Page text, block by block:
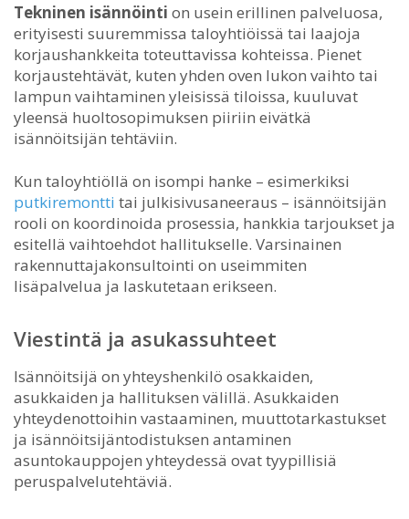
Tekninen isännöinti on usein erillinen palveluosa,
erityisesti suuremmissa taloyhtiöissä tai laajoja
korjaushankkeita toteuttavissa kohteissa. Pienet
korjaustehtävät, kuten yhden oven lukon vaihto tai
lampun vaihtaminen yleisissä tiloissa, kuuluvat
yleensä huoltosopimuksen piiriin eivätkä
isännöitsijän tehtäviin.
Kun taloyhtiöllä on isompi hanke – esimerkiksi
putkiremontti tai julkisivusaneeraus – isännöitsijän
rooli on koordinoida prosessia, hankkia tarjoukset ja
esitellä vaihtoehdot hallitukselle. Varsinainen
rakennuttajakonsultointi on useimmiten
lisäpalvelua ja laskutetaan erikseen.
Viestintä ja asukassuhteet
Isännöitsijä on yhteyshenkilö osakkaiden,
asukkaiden ja hallituksen välillä. Asukkaiden
yhteydenottoihin vastaaminen, muuttotarkastukset
ja isännöitsijäntodistuksen antaminen
asuntokauppojen yhteydessä ovat tyypillisiä
peruspalvelutehtäviä.